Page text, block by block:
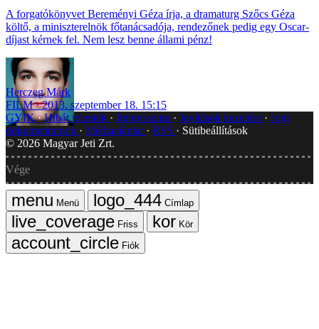
A forgatókönyvet Bereményi Géza írja, a dramaturg Szőcs Géza
költő, a miniszterelnök főtanácsadója, rendezőnek pedig egy Oscar-
díjast kérnek fel. Nem lesz benne állami pénz!
Herczeg Márk
FILM
2013. szeptember 18. 15:15
GYIK Hibát jelentek Impresszum Javítások kezelése
Jogi
dokumentumok
Médiaajánlat RSS
Sütibeállítások
© 2026 Magyar Jeti Zrt.
Vége
Menü
Címlap
Friss
Kör
Fiók